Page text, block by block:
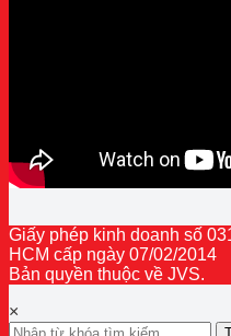
Giấy phép kinh doanh số
HCM cấp ngày 07/02/2014
Bản quyền thuộc về JVS.
×